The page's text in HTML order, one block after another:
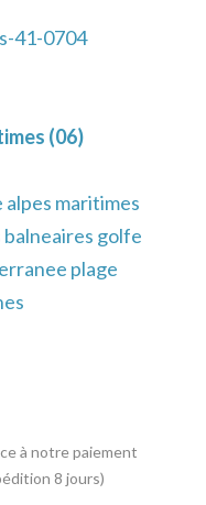
41-0704
(06)
maritimes
golfe
plage
à notre paiement
8 jours)